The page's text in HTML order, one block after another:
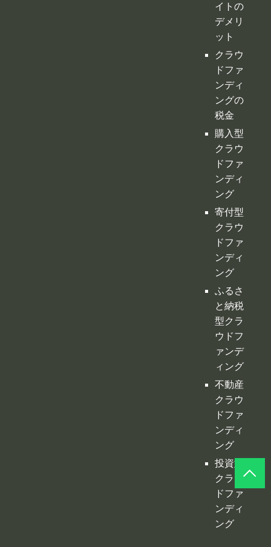
イトの
デメリ
ット
クラウ
ドファ
ンディ
ングの
税金
購入型
クラウ
ドファ
ンディ
ング
寄付型
クラウ
ドファ
ンディ
ング
ふるさ
と納税
型クラ
ウドフ
ァンデ
ィング
不動産
クラウ
ドファ
ンディ
ング
投資型
クラウ
ドファ
ンディ
ング